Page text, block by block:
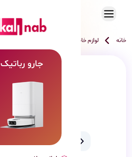
جارو رباتیک
خانه لوازم خانگی هوشمند